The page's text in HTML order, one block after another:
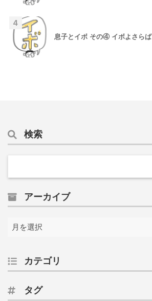
4
息子とイボ その④ イボよさらば
検索
アーカイブ
カテゴリ
タグ